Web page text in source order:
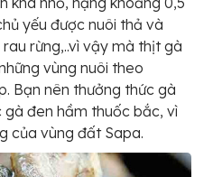
yếu được nuôi thả và
rừng,..vì vậy mà thịt gà
vùng nuôi theo
Bạn nên thưởng thức gà
đen hầm thuốc bắc, vì
của vùng đất Sapa.